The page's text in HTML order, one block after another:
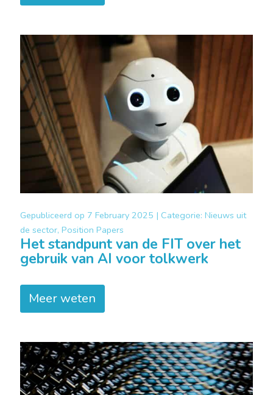
Gepubliceerd op 7 February 2025 | Categorie: Nieuws uit
de sector, Position Papers
Het standpunt van de FIT over het
gebruik van AI voor tolkwerk
Meer weten